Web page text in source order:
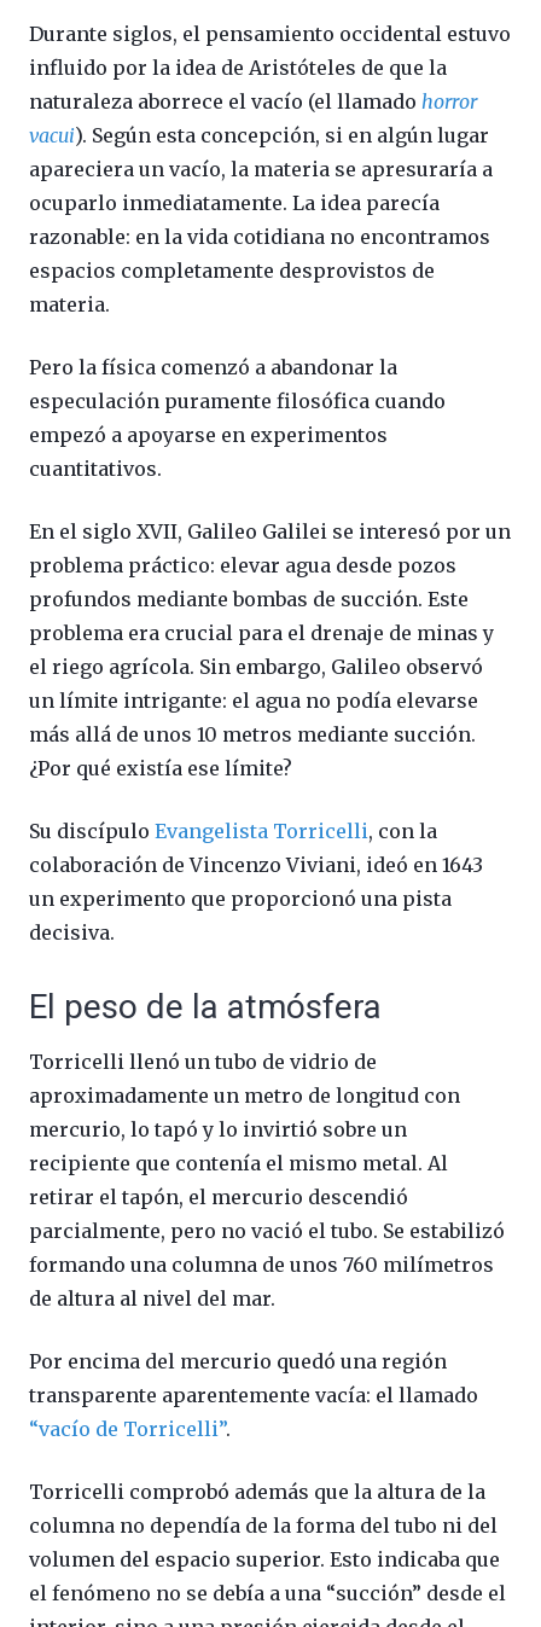
Durante siglos, el pensamiento occidental estuvo
influido por la idea de Aristóteles de que la
naturaleza aborrece el vacío (el llamado horror
vacui). Según esta concepción, si en algún lugar
apareciera un vacío, la materia se apresuraría a
ocuparlo inmediatamente. La idea parecía
razonable: en la vida cotidiana no encontramos
espacios completamente desprovistos de
materia.
Pero la física comenzó a abandonar la
especulación puramente filosófica cuando
empezó a apoyarse en experimentos
cuantitativos.
En el siglo XVII, Galileo Galilei se interesó por un
problema práctico: elevar agua desde pozos
profundos mediante bombas de succión. Este
problema era crucial para el drenaje de minas y
el riego agrícola. Sin embargo, Galileo observó
un límite intrigante: el agua no podía elevarse
más allá de unos 10 metros mediante succión.
¿Por qué existía ese límite?
Su discípulo Evangelista Torricelli, con la
colaboración de Vincenzo Viviani, ideó en 1643
un experimento que proporcionó una pista
decisiva.
El peso de la atmósfera
Torricelli llenó un tubo de vidrio de
aproximadamente un metro de longitud con
mercurio, lo tapó y lo invirtió sobre un
recipiente que contenía el mismo metal. Al
retirar el tapón, el mercurio descendió
parcialmente, pero no vació el tubo. Se estabilizó
formando una columna de unos 760 milímetros
de altura al nivel del mar.
Por encima del mercurio quedó una región
transparente aparentemente vacía: el llamado
“vacío de Torricelli”.
Torricelli comprobó además que la altura de la
columna no dependía de la forma del tubo ni del
volumen del espacio superior. Esto indicaba que
el fenómeno no se debía a una “succión” desde el